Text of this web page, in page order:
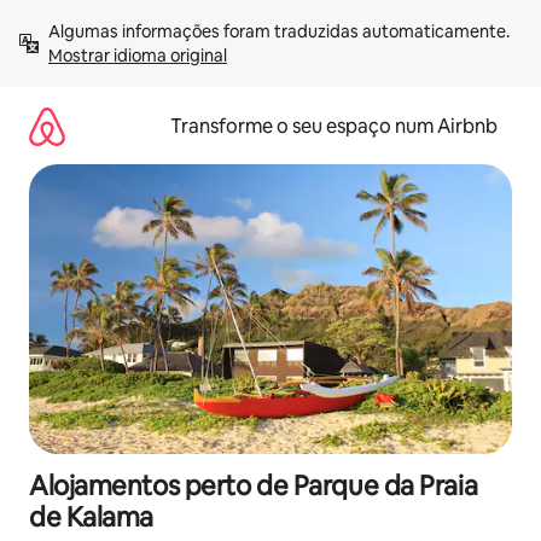
para
Mostrar idioma original
Transforme o seu espaço num Airbnb
Alojamentos perto de Parque da Praia
de Kalama